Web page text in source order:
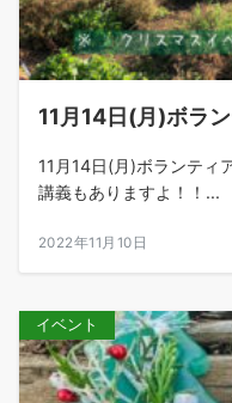
11月14日(月)ボラ
11月14日(月)ボランティ
講義もありますよ！！...
2022年11月10日
イベント